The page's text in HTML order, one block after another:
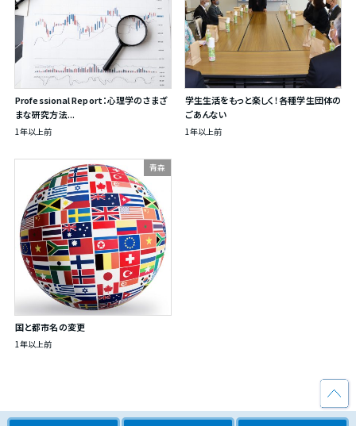
Professional Report：心理学のさまざ
まな研究方法...
1年以上前
学生生活をもっと楽しく！各種学生団体の
ごあんない
1年以上前
青森
国と都市名の変更
1年以上前